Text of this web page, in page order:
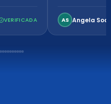
VERIFICADA AS Angela